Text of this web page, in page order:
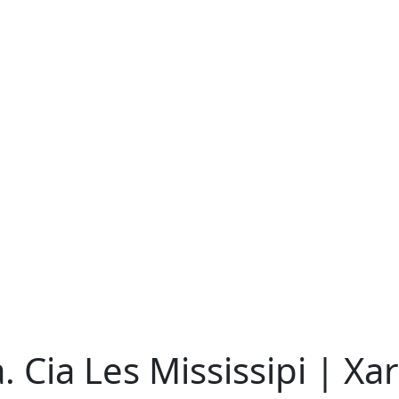
Cia Les Mississipi |